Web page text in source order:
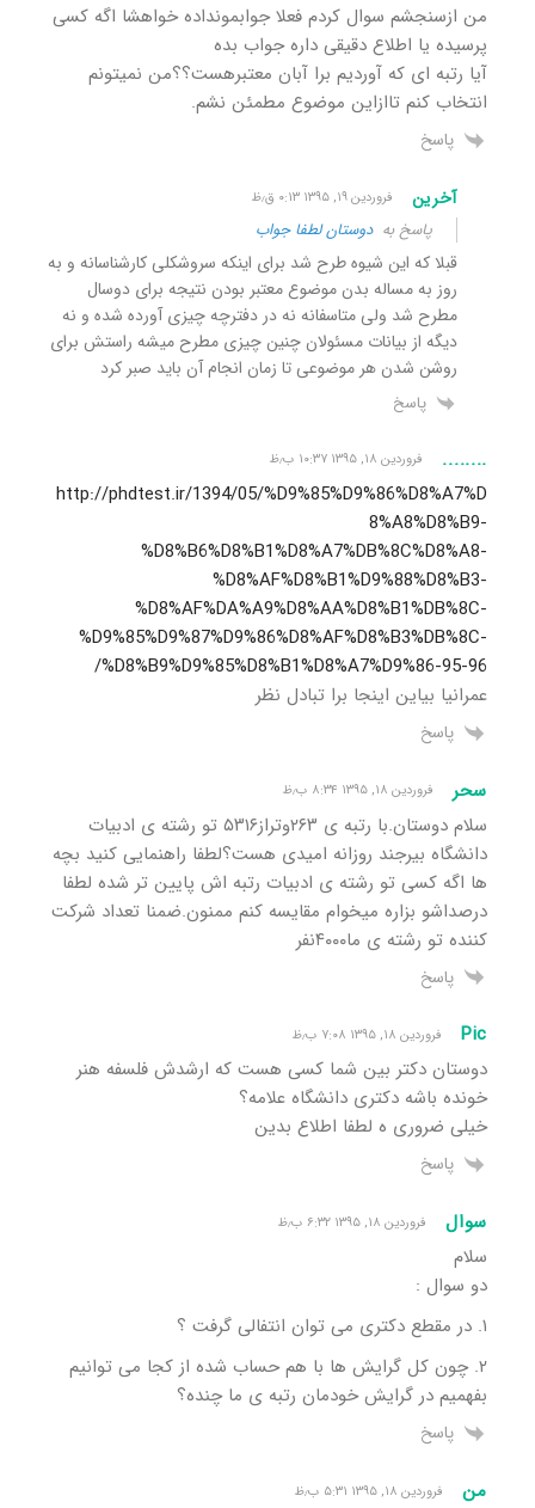
من ازسنجشم سوال کردم فعلا جوابمونداده خواهشا اگه کسی
پرسیده یا اطلاع دقیقی داره جواب بده
آیا رتبه ای که آوردیم برا آبان معتبرهست؟؟من نمیتونم
انتخاب کنم تاازاین موضوع مطمئن نشم.
پاسخ
آخرین فروردین ۱۹, ۱۳۹۵ ۰:۱۳ ق٫ظ
پاسخ بهدوستان لطفا جواب
قبلا که این شیوه طرح شد برای اینکه سروشکلی کارشناسانه و به
روز به مساله بدن موضوع معتبر بودن نتیجه برای دوسال
مطرح شد ولی متاسفانه نه در دفترچه چیزی آورده شده و نه
دیگه از بیانات مسئولان چنین چیزی مطرح میشه راستش برای
روشن شدن هر موضوعی تا زمان انجام آن باید صبر کرد
پاسخ
........ فروردین ۱۸, ۱۳۹۵ ۱۰:۳۷ ب٫ظ
http://phdtest.ir/1394/05/%D9%85%D9%86%D8%A7%D
8%A8%D8%B9-
%D8%B6%D8%B1%D8%A7%DB%8C%D8%A8-
%D8%AF%D8%B1%D9%88%D8%B3-
%D8%AF%DA%A9%D8%AA%D8%B1%DB%8C-
%D9%85%D9%87%D9%86%D8%AF%D8%B3%DB%8C-
%D8%B9%D9%85%D8%B1%D8%A7%D9%86-95-96/
عمرانیا بیاین اینجا برا تبادل نظر
پاسخ
سحر فروردین ۱۸, ۱۳۹۵ ۸:۳۴ ب٫ظ
سلام دوستان.با رتبه ی ۲۶۳وتراز۵۳۱۶ تو رشته ی ادبیات
دانشگاه بیرجند روزانه امیدی هست؟لطفا راهنمایی کنید بچه
ها اگه کسی تو رشته ی ادبیات رتبه اش پایین تر شده لطفا
درصداشو بزاره میخوام مقایسه کنم ممنون.ضمنا تعداد شرکت
کننده تو رشته ی ما۴۰۰۰نفر
پاسخ
Pic فروردین ۱۸, ۱۳۹۵ ۷:۰۸ ب٫ظ
دوستان دکتر بین شما کسی هست که ارشدش فلسفه هنر
خونده باشه دکتری دانشگاه علامه؟
خیلی ضروری ه لطفا اطلاع بدین
پاسخ
سوال فروردین ۱۸, ۱۳۹۵ ۶:۳۲ ب٫ظ
سلام
دو سوال :
۱. در مقطع دکتری می توان انتفالی گرفت ؟
۲. چون کل گرایش ها با هم حساب شده از کجا می توانیم
بفهمیم در گرایش خودمان رتبه ی ما چنده؟
پاسخ
من فروردین ۱۸, ۱۳۹۵ ۵:۳۱ ب٫ظ